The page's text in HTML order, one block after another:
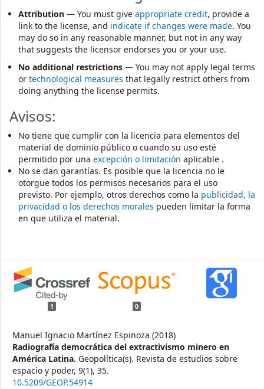
Attribution — You must give appropriate credit, provide a
link to the license, and indicate if changes were made. You
may do so in any reasonable manner, but not in any way
that suggests the licensor endorses you or your use.
No additional restrictions — You may not apply legal terms
or technological measures that legally restrict others from
doing anything the license permits.
Avisos:
No tiene que cumplir con la licencia para elementos del
material de dominio público o cuando su uso esté
permitido por una excepción o limitación aplicable .
No se dan garantías. Es posible que la licencia no le
otorgue todos los permisos necesarios para el uso
previsto. Por ejemplo, otros derechos como la publicidad, la
privacidad o los derechos morales pueden limitar la forma
en que utiliza el material.
1 0
Manuel Ignacio Martínez Espinoza (2018)
Radiografía democrática del extractivismo minero en
América Latina. Geopolítica(s). Revista de estudios sobre
espacio y poder, 9(1), 35.
10.5209/GEOP.54914